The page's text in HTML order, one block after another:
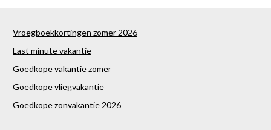
Vroegboekkortingen zomer 2026
Last minute vakantie
Goedkope vakantie zomer
Goedkope vliegvakantie
Goedkope zonvakantie 2026